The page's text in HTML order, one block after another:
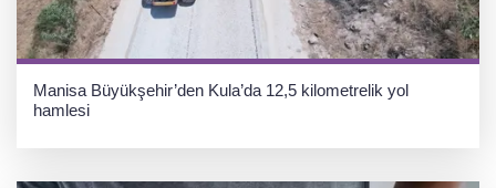
Manisa Büyükşehir’den Kula’da 12,5 kilometrelik yol
hamlesi